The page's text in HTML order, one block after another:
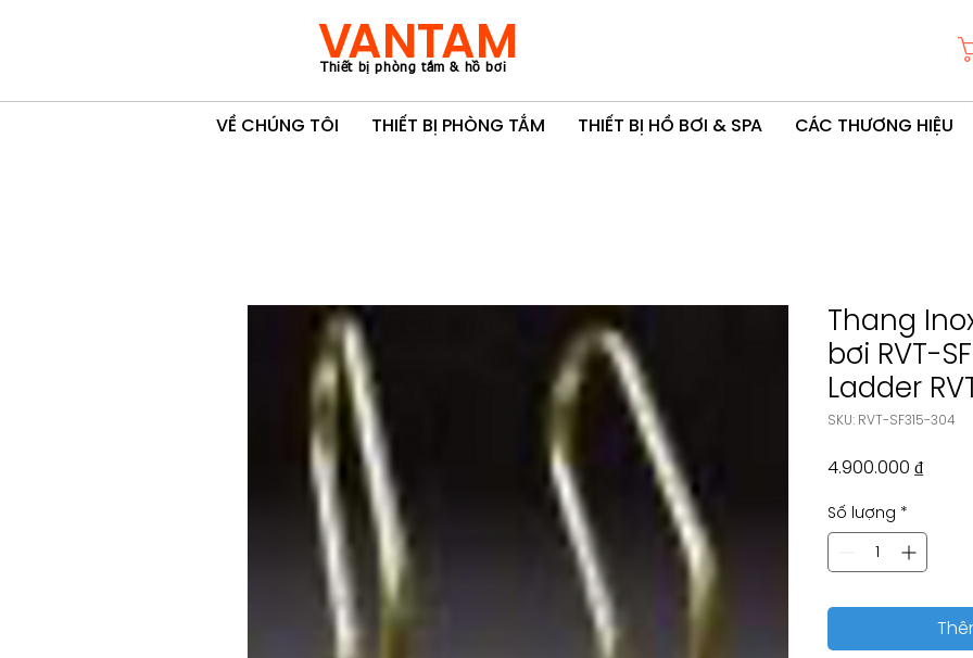
VANTAM
Thiết bị phòng tắm & hồ bơi
VỀ CHÚNG TÔI THIẾT BỊ PHÒNG TẮM THIẾT BỊ HỒ BƠI & SPA CÁC THƯƠNG HIỆU
Thang
bơi RVT-
Ladder
SKU: RVT-SF315-304
4.900.000 ₫Giá
Số lượng *